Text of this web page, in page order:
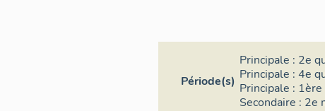
Période(s)
Principale : 2e
Principale :4e
Principale :
Secondaire : 2e